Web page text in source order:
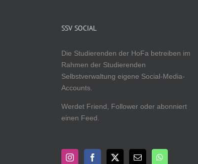
SSV SOCIAL
Die Studierenden der HoFa betreiben im
Rahmen der Studierenden
Selbstverwaltung eigene Social-Media-
Accounts.
Werdet Friend, Follower oder abonniert
einen Feed.